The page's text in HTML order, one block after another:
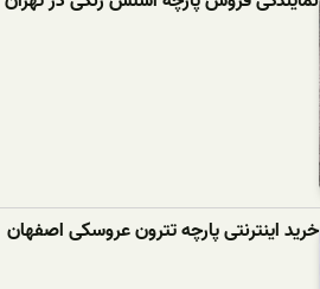
خرید اینترنتی پارچه تترون عروسکی اصفهان